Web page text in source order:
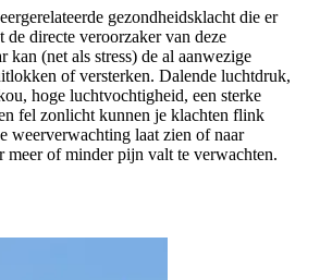
gezondheidsklacht die er
de directe veroorzaker van deze
kan (net als stress) de al aanwezige
of versterken. Dalende luchtdruk,
hoge luchtvochtigheid, een sterke
fel zonlicht kunnen je klachten flink
weerverwachting laat zien of naar
meer of minder pijn valt te verwachten.